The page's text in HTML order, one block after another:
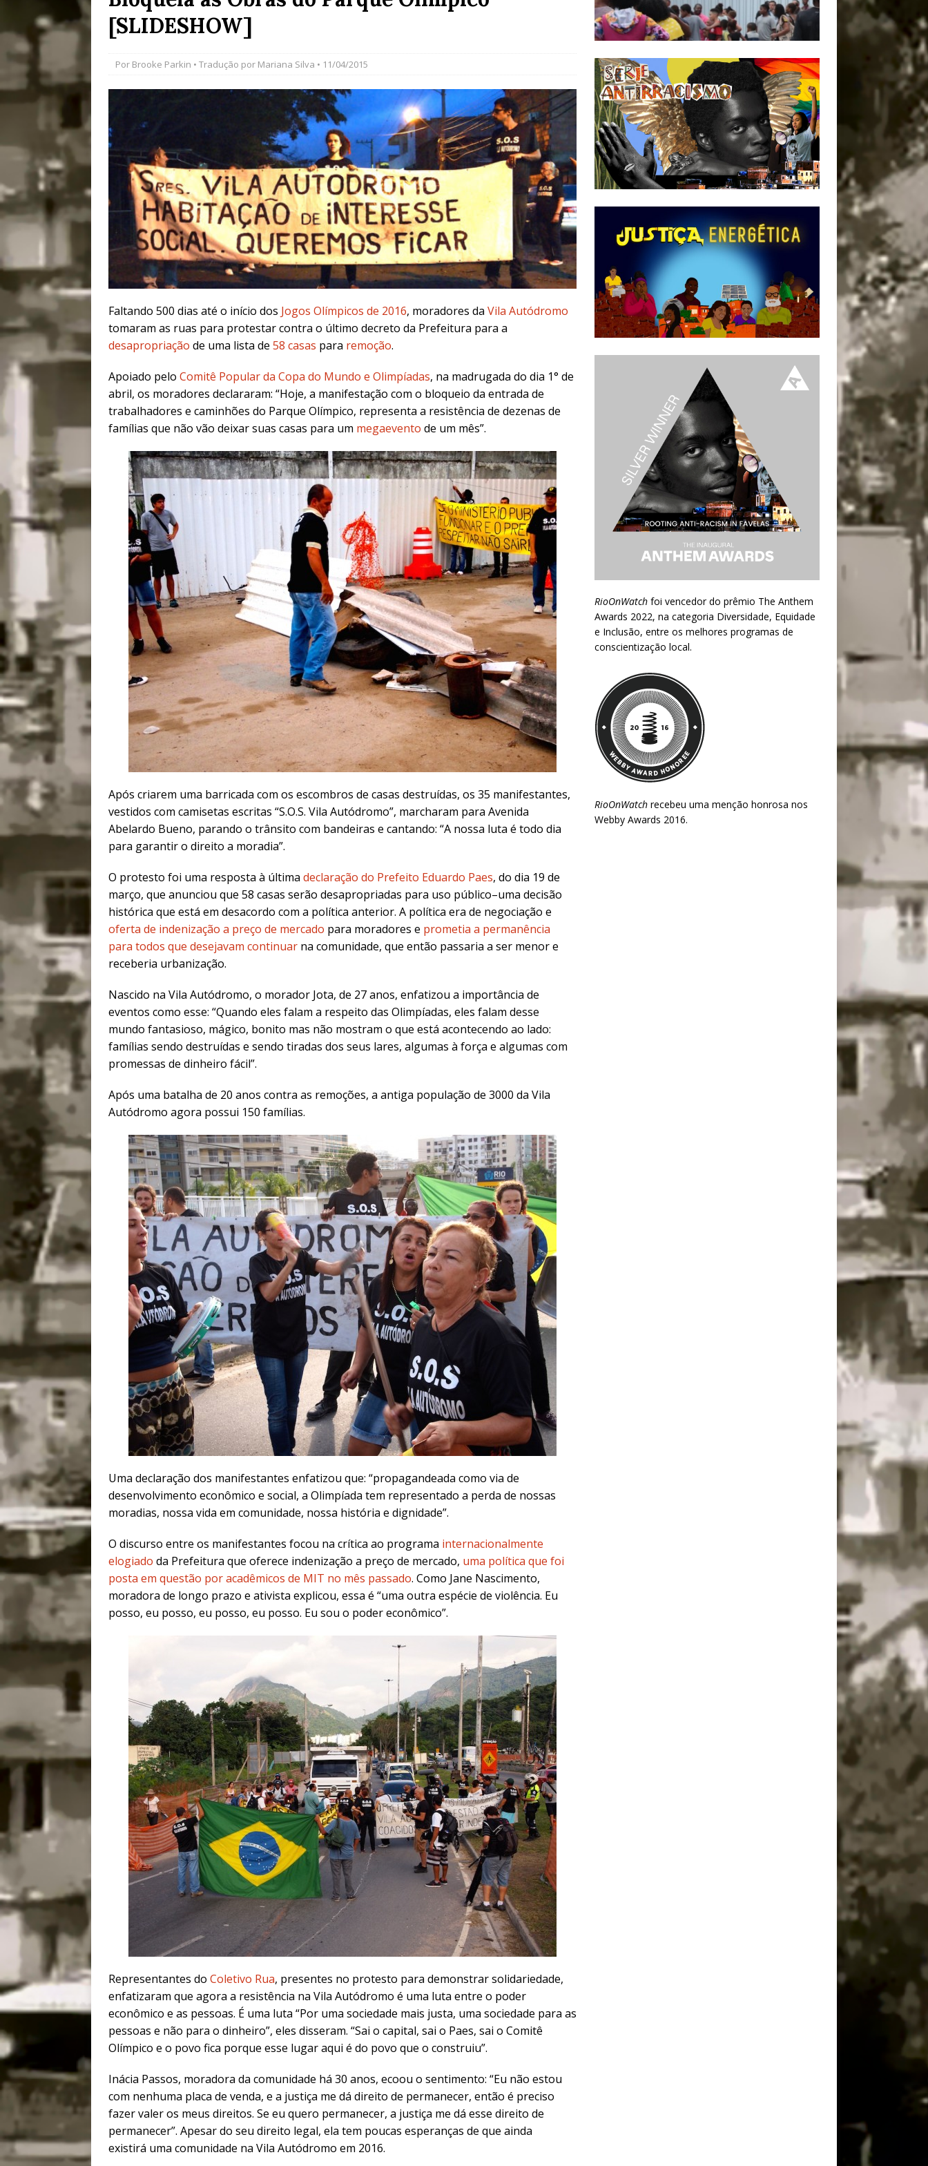
[ 28/07/2026 ]
[ 27/07/2026 ] Mutirão Agroecológico com os Povos das Águas Reúne
Coletivos para Plantio e Inauguração da Feira da Praia do Remanso
em Suruí, Magé
COBERTURA DE EVENTOS
[ 04/08/2026 ] Trens Fluminenses, Cronicamente Abandonados,
Passam para Consórcio Nova Via Mobilidade 10 Anos Após Rio2016
#OLHONOLEGADO
[SLIDESHOW]
Por Brooke Parkin • Tradução por Mariana Silva • 11/04/2015
Faltando 500 dias até o início dos Jogos Olímpicos de 2016, moradores da Vila Autódromo
tomaram as ruas para protestar contra o último decreto da Prefeitura para a
desapropriação de uma lista de 58 casas para remoção.
Apoiado pelo Comitê Popular da Copa do Mundo e Olimpíadas, na madrugada do dia 1° de
abril, os moradores declararam: “Hoje, a manifestação com o bloqueio da entrada de
trabalhadores e caminhões do Parque Olímpico, representa a resistência de dezenas de
famílias que não vão deixar suas casas para um megaevento de um mês”.
Após criarem uma barricada com os escombros de casas destruídas, os 35 manifestantes,
vestidos com camisetas escritas “S.O.S. Vila Autódromo”, marcharam para Avenida
Abelardo Bueno, parando o trânsito com bandeiras e cantando: “A nossa luta é todo dia
para garantir o direito a moradia”.
O protesto foi uma resposta à última declaração do Prefeito Eduardo Paes, do dia 19 de
março, que anunciou que 58 casas serão desapropriadas para uso público–uma decisão
histórica que está em desacordo com a política anterior. A política era de negociação e
oferta de indenização a preço de mercado para moradores e prometia a permanência
para todos que desejavam continuar na comunidade, que então passaria a ser menor e
receberia urbanização.
Nascido na Vila Autódromo, o morador Jota, de 27 anos, enfatizou a importância de
eventos como esse: “Quando eles falam a respeito das Olimpíadas, eles falam desse
mundo fantasioso, mágico, bonito mas não mostram o que está acontecendo ao lado:
famílias sendo destruídas e sendo tiradas dos seus lares, algumas à força e algumas com
promessas de dinheiro fácil”.
Após uma batalha de 20 anos contra as remoções, a antiga população de 3000 da Vila
Autódromo agora possui 150 famílias.
Uma declaração dos manifestantes enfatizou que: “propagandeada como via de
desenvolvimento econômico e social, a Olimpíada tem representado a perda de nossas
moradias, nossa vida em comunidade, nossa história e dignidade”.
O discurso entre os manifestantes focou na crítica ao programa internacionalmente
elogiado da Prefeitura que oferece indenização a preço de mercado, uma política que foi
posta em questão por acadêmicos de MIT no mês passado. Como Jane Nascimento,
moradora de longo prazo e ativista explicou, essa é “uma outra espécie de violência. Eu
posso, eu posso, eu posso, eu posso. Eu sou o poder econômico”.
Representantes do Coletivo Rua, presentes no protesto para demonstrar solidariedade,
enfatizaram que agora a resistência na Vila Autódromo é uma luta entre o poder
econômico e as pessoas. É uma luta “Por uma sociedade mais justa, uma sociedade para as
pessoas e não para o dinheiro”, eles disseram. “Sai o capital, sai o Paes, sai o Comitê
Olímpico e o povo fica porque esse lugar aqui é do povo que o construiu”.
Inácia Passos, moradora da comunidade há 30 anos, ecoou o sentimento: “Eu não estou
com nenhuma placa de venda, e a justiça me dá direito de permanecer, então é preciso
fazer valer os meus direitos. Se eu quero permanecer, a justiça me dá esse direito de
permanecer”. Apesar do seu direito legal, ela tem poucas esperanças de que ainda
existirá uma comunidade na Vila Autódromo em 2016.
RioOnWatchfoi vencedor do prêmio The Anthem
Awards 2022, na categoria Diversidade, Equidade
e Inclusão, entre os melhores programas de
conscientização local.
RioOnWatchrecebeu uma menção honrosa nos
Webby Awards 2016.